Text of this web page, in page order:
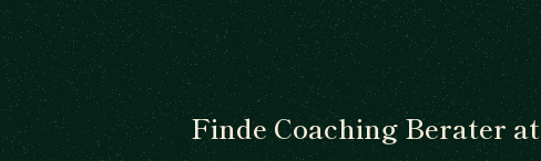
Finde Coaching Berater at